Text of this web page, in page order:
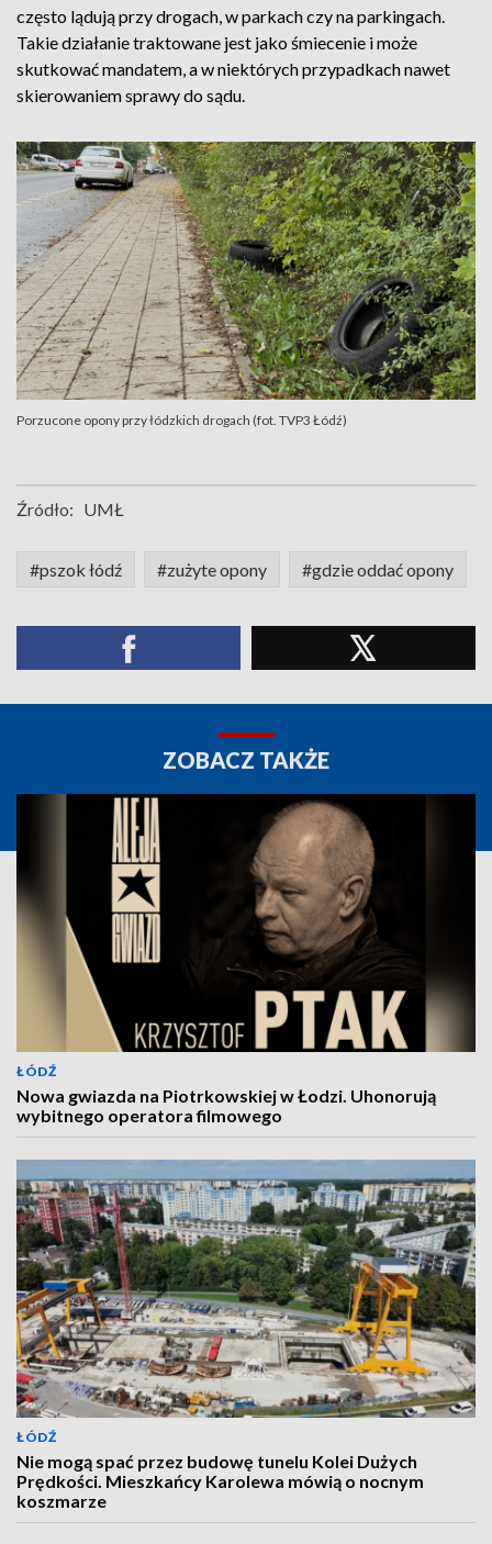
często lądują przy drogach, w parkach czy na parkingach.
Takie działanie traktowane jest jako śmiecenie i może
skutkować mandatem, a w niektórych przypadkach nawet
skierowaniem sprawy do sądu.
Porzucone opony przy łódzkich drogach (fot. TVP3 Łódź)
Źródło: UMŁ
#pszok łódź #zużyte opony #gdzie oddać opony
ZOBACZ TAKŻE
ŁÓDŹ
Nowa gwiazda na Piotrkowskiej w Łodzi. Uhonorują
wybitnego operatora filmowego
ŁÓDŹ
Nie mogą spać przez budowę tunelu Kolei Dużych
Prędkości. Mieszkańcy Karolewa mówią o nocnym
koszmarze